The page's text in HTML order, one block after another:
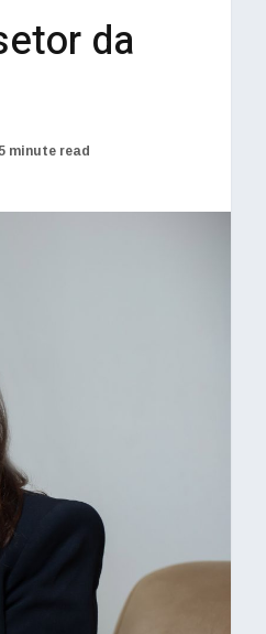
da
5 minute read